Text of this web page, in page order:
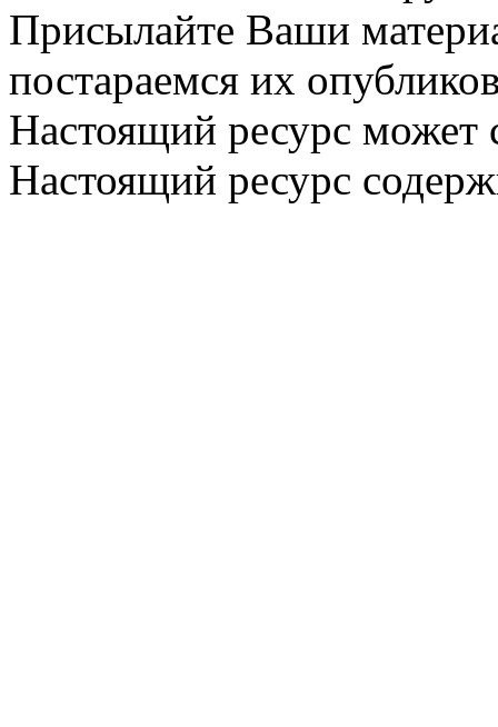
Присылайте Ваши
постараемся их
Настоящий ресурс может
Настоящий ресурс